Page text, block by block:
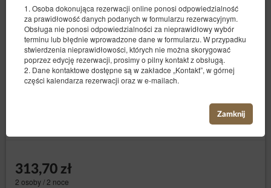
1. Osoba dokonująca rezerwacji online ponosi odpowiedzialność
za prawidłowość danych podanych w formularzu rezerwacyjnym.
Obsługa nie ponosi odpowiedzialności za nieprawidłowy wybór
terminu lub błędnie wprowadzone dane w formularzu. W przypadku
stwierdzenia nieprawidłowości, których nie można skorygować
poprzez edycję rezerwacji, prosimy o pilny kontakt z obsługą.
2. Dane kontaktowe dostępne są w zakładce „Kontakt”, w górnej
części kalendarza rezerwacji oraz w e-mailach.
Zamknij
Kwiatowa 5/401
313,70 zł
2 osoby / 2 noce